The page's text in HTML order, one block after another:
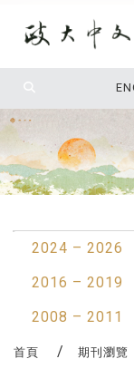
2024 – 2026
2016 – 2019
2008 – 2011
首頁 期刊瀏覽